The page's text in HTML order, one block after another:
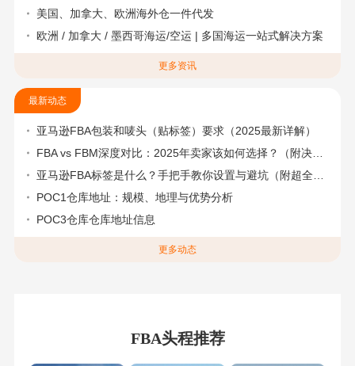
美国、加拿大、欧洲海外仓一件代发
欧洲 / 加拿大 / 墨西哥海运/空运 | 多国海运一站式解决方案
更多资讯
最新动态
亚马逊FBA包装和唛头（贴标签）要求（2025最新详解）
FBA vs FBM深度对比：2025年卖家该如何选择？（附决策流程图）
亚马逊FBA标签是什么？手把手教你设置与避坑（附超全指南）
POC1仓库地址：规模、地理与优势分析
POC3仓库仓库地址信息
更多动态
FBA头程推荐